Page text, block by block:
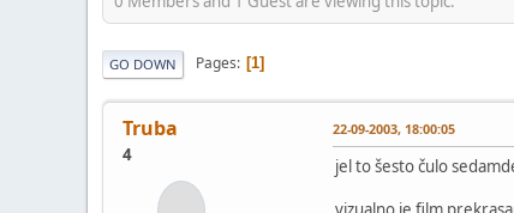
GO DOWN Pages 1
Truba
4
22-09-2003, 18:00:05
jel to šesto čulo